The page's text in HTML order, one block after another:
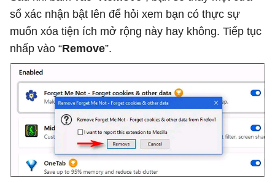
sổ xác nhận bật lên để hỏi xem bạn có thực sự
muốn xóa tiện ích mở rộng này hay không. Tiếp tục
nhấp vào “Remove”.